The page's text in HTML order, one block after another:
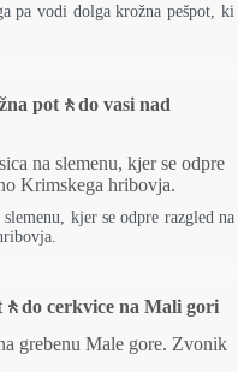
pa vodi dolga krožna pešpot, ki
pot🚶do vasi nad
kjer se odpre razgled na
cerkvice na Mali gori